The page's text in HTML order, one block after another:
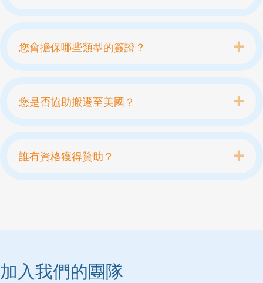
您會擔保哪些類型的簽證？
您是否協助搬遷至美國？
誰有資格獲得贊助？
加入我們的團隊